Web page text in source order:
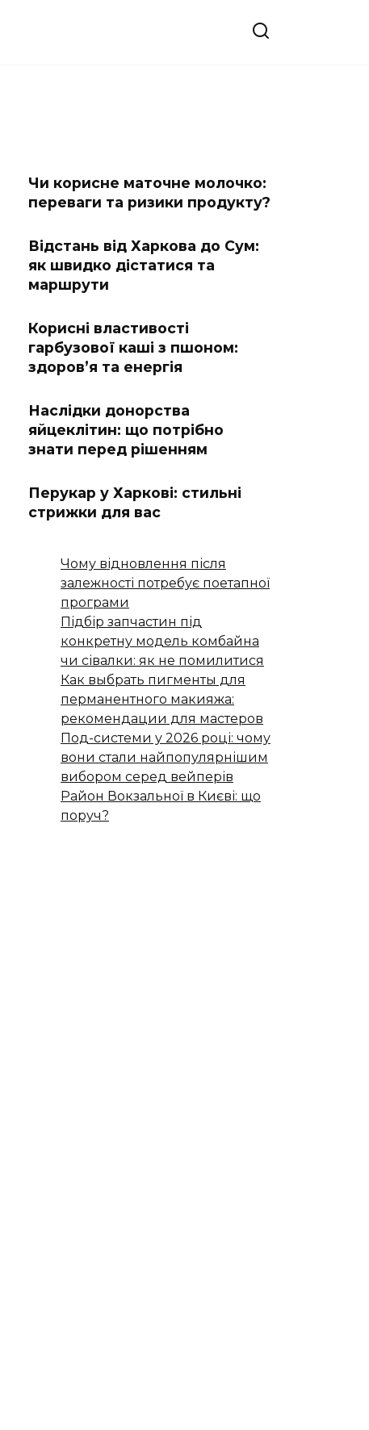
Чи корисне маточне молочко:
переваги та ризики продукту?
Відстань від Харкова до Сум:
як швидко дістатися та
маршрути
Корисні властивості
гарбузової каші з пшоном:
здоров’я та енергія
Наслідки донорства
яйцеклітин: що потрібно
знати перед рішенням
Перукар у Харкові: стильні
стрижки для вас
Чому відновлення після
залежності потребує поетапної
програми
Підбір запчастин під
конкретну модель комбайна
чи сівалки: як не помилитися
Как выбрать пигменты для
перманентного макияжа:
рекомендации для мастеров
Под-системи у 2026 році: чому
вони стали найпопулярнішим
вибором серед вейперів
Район Вокзальної в Києві: що
поруч?